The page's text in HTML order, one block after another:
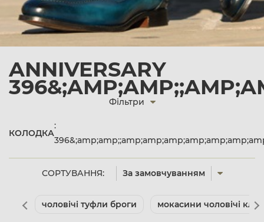
ANNIVERSARY
СОРТУВАННЯ: За замовчуванням
Фільтри
КОЛОДКА
:
чоловічі туфли броги мокасини чоловічі